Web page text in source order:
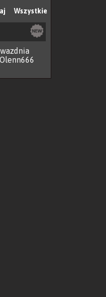
Wszystkie
Olenn666